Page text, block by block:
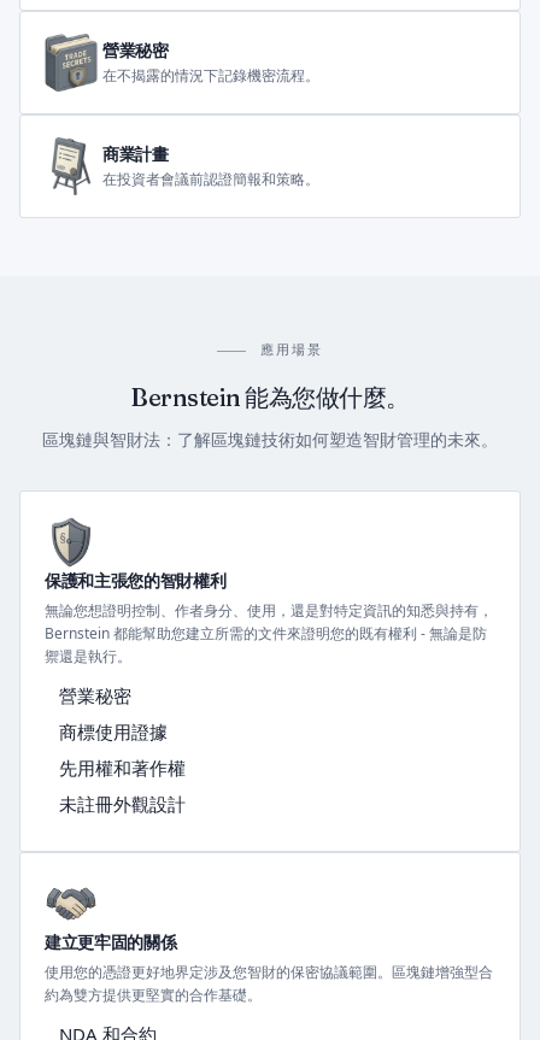
營業秘密
在不揭露的情況下記錄機密流程。
商業計畫
在投資者會議前認證簡報和策略。
應用場景
Bernstein 能為您做什麼。
區塊鏈與智財法：了解區塊鏈技術如何塑造智財管理的未來。
保護和主張您的智財權利
無論您想證明控制、作者身分、使用，還是對特定資訊的知悉與持有，
Bernstein 都能幫助您建立所需的文件來證明您的既有權利 - 無論是防
禦還是執行。
營業秘密
商標使用證據
先用權和著作權
未註冊外觀設計
建立更牢固的關係
使用您的憑證更好地界定涉及您智財的保密協議範圍。區塊鏈增強型合
約為雙方提供更堅實的合作基礎。
NDA 和合約